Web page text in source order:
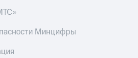
Минцифры